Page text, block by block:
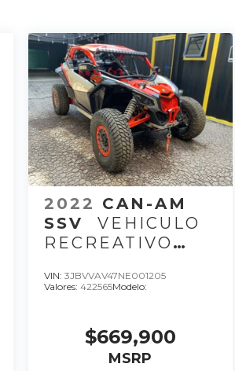
2022 CAN-AM
SSV
VEHICULO
RECREATIVO
CC 900, HP 200.
VIN: 3JBVVAV47NE001205
Valores: 422565Modelo:
$669,900
MSRP